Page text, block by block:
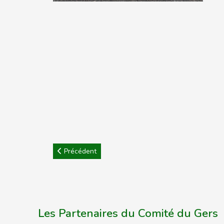
Article précédent : CD32 : Championnat du Gers
Précédent
Les Partenaires du Comité du Gers